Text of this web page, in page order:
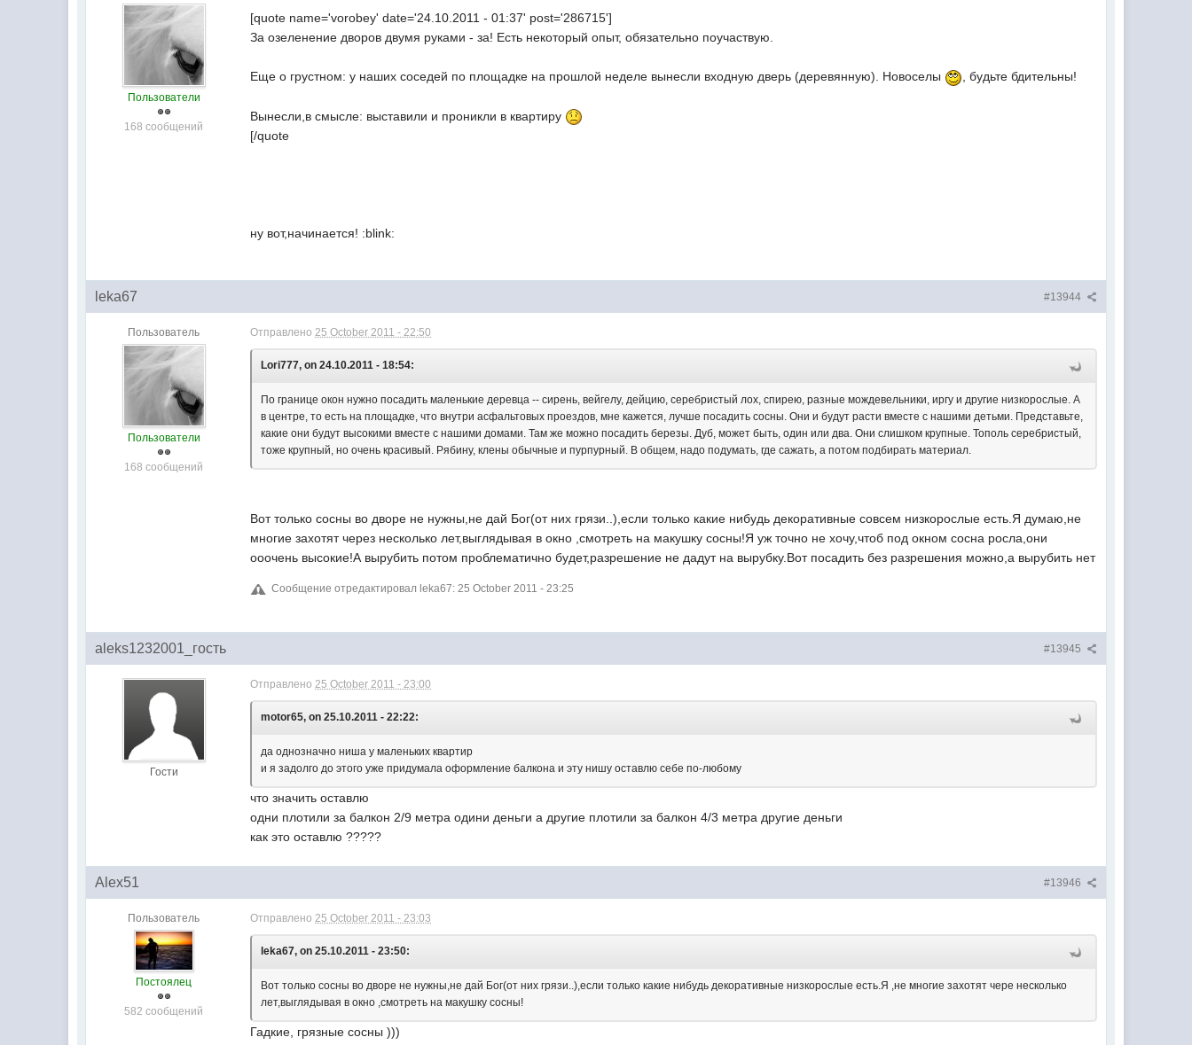
Пользователи
168 сообщений
[quote name='vorobey' date='24.10.2011 - 01:37' post='286715']
За озеленение дворов двумя руками - за! Есть некоторый опыт, обязательно поучаствую.
Еще о грустном: у наших соседей по площадке на прошлой неделе вынесли входную дверь (деревянную). Новоселы , будьте бдительны!
Вынесли,в смысле: выставили и проникли в квартиру
[/quote
ну вот,начинается! :blink:
#13944
leka67
Пользователь
Пользователи
168 сообщений
Отправлено25 October 2011 - 22:50
Lori777, on 24.10.2011 - 18:54:
По границе окон нужно посадить маленькие деревца -- сирень, вейгелу, дейцию, серебристый лох, спирею, разные мождевельники, иргу и другие низкорослые. А
в центре, то есть на площадке, что внутри асфальтовых проездов, мне кажется, лучше посадить сосны. Они и будут расти вместе с нашими детьми. Представьте,
какие они будут высокими вместе с нашими домами. Там же можно посадить березы. Дуб, может быть, один или два. Они слишком крупные. Тополь серебристый,
тоже крупный, но очень красивый. Рябину, клены обычные и пурпурный. В общем, надо подумать, где сажать, а потом подбирать материал.
Вот только сосны во дворе не нужны,не дай Бог(от них грязи..),если только какие нибудь декоративные совсем низкорослые есть.Я думаю,не
многие захотят через несколько лет,выглядывая в окно ,смотреть на макушку сосны!Я уж точно не хочу,чтоб под окном сосна росла,они
ооочень высокие!А вырубить потом проблематично будет,разрешение не дадут на вырубку.Вот посадить без разрешения можно,а вырубить нет
Сообщение отредактировал leka67: 25 October 2011 - 23:25
#13945
aleks1232001_гость
Гости
Отправлено25 October 2011 - 23:00
motor65, on 25.10.2011 - 22:22:
да однозначно ниша у маленьких квартир
и я задолго до этого уже придумала оформление балкона и эту нишу оставлю себе по-любому
что значить оставлю
одни плотили за балкон 2/9 метра одини деньги а другие плотили за балкон 4/3 метра другие деньги
как это оставлю ?????
#13946
Alex51
Пользователь
Постоялец
582 сообщений
Отправлено25 October 2011 - 23:03
leka67, on 25.10.2011 - 23:50:
Вот только сосны во дворе не нужны,не дай Бог(от них грязи..),если только какие нибудь декоративные низкорослые есть.Я ,не многие захотят чере несколько
лет,выглядывая в окно ,смотреть на макушку сосны!
Гадкие, грязные сосны )))